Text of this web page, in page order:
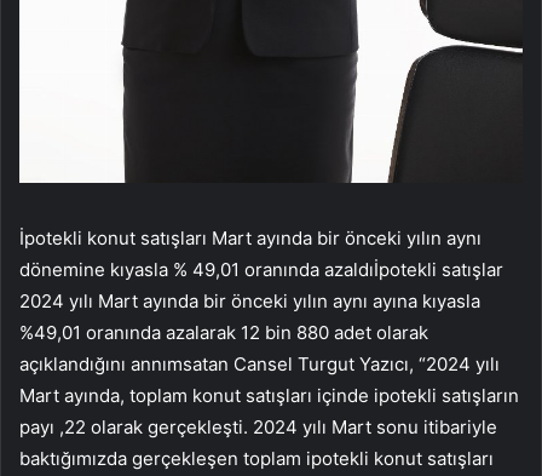
İpotekli konut satışları Mart ayında bir önceki yılın aynı
dönemine kıyasla % 49,01 oranında azaldıİpotekli satışlar
2024 yılı Mart ayında bir önceki yılın aynı ayına kıyasla
%49,01 oranında azalarak 12 bin 880 adet olarak
açıklandığını annımsatan Cansel Turgut Yazıcı, “2024 yılı
Mart ayında, toplam konut satışları içinde ipotekli satışların
payı ,22 olarak gerçekleşti. 2024 yılı Mart sonu itibariyle
baktığımızda gerçekleşen toplam ipotekli konut satışları